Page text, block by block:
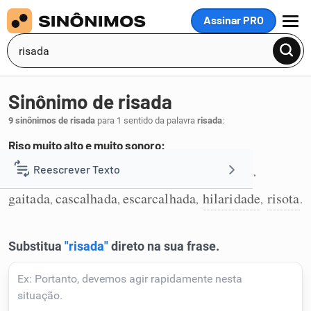
Assinar PRO
MENU
Reescrever Texto
Resumir Texto
Corrigir Texto
Detector de IA
Sinônimo de risada
9 sinônimos de risada para 1 sentido da palavra risada:
Riso muito alto e muito sonoro:
1 gargalhada,riso chacinada,
gaitada, cascalhada, escarcalhada, hilaridade, risota.